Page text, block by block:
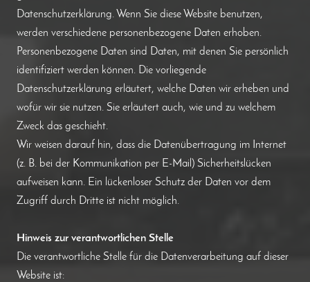
Datenschutzerklärung. Wenn Sie diese Website benutzen,
werden verschiedene personenbezogene Daten erhoben.
Personenbezogene Daten sind Daten, mit denen Sie persönlich
identifiziert werden können. Die vorliegende
Datenschutzerklärung erläutert, welche Daten wir erheben und
wofür wir sie nutzen. Sie erläutert auch, wie und zu welchem
Zweck das geschieht.
Wir weisen darauf hin, dass die Datenübertragung im Internet
(z. B. bei der Kommunikation per E-Mail) Sicherheitslücken
aufweisen kann. Ein lückenloser Schutz der Daten vor dem
Zugriff durch Dritte ist nicht möglich.
Hinweis zur verantwortlichen Stelle
Die verantwortliche Stelle für die Datenverarbeitung auf dieser
Website ist: